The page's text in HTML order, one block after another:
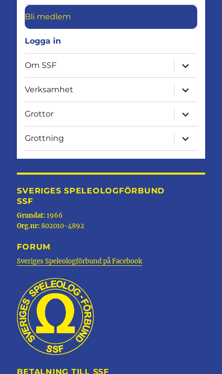
Bli medlem
Logga in
Om SSF
expandera
Verksamhet
expandera
Grottor
expandera
Grottning
expandera
SVERIGES SPELEOLOGFÖRBUND
SSF
Grundat:1966
Org.nr:802010-4892
FORUM
Sveriges Speleologförbund på Facebook
BETALNING TILL SSF